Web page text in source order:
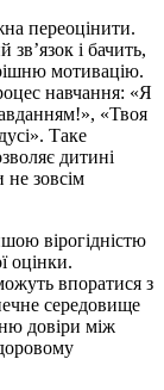
переоцінити.
і бачить,
мотивацію.
навчання: «Я
«Твоя
Таке
дитині
не зовсім
вірогідністю
оцінки.
впоратися з
середовище
довіри між